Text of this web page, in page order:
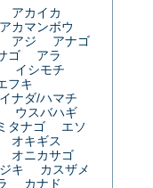
アカイカ
アカマンボウ
アジ
アナゴ
ゴ
アラ
イシモチ
フキ
イナダ/ハマチ
ウスバハギ
タナゴ
エソ
オキギス
オニカサゴ
キ
カスザメ
カナド